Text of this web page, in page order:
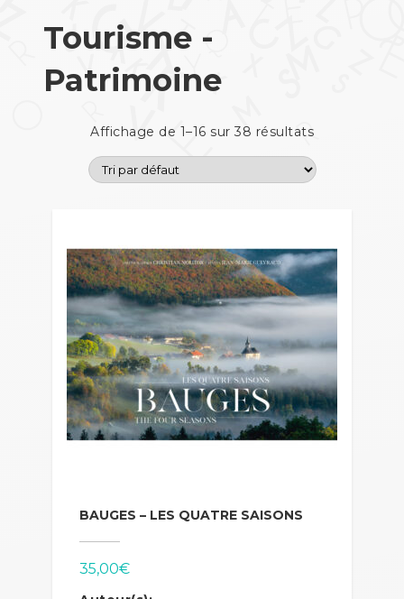
Tourisme -
Patrimoine
Affichage de 1–16 sur 38 résultats
BAUGES – LES QUATRE SAISONS
35,00€